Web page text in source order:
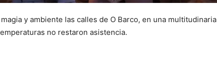
y ambiente las calles de O Barco, en una multitudinaria
no restaron asistencia.